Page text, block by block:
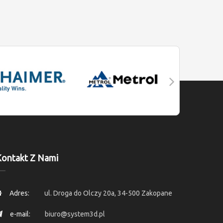
Z Nami
Adres: ul. Droga do Olczy 20a, 34-500 Zakopane
e-mail: biuro@system3d.pl